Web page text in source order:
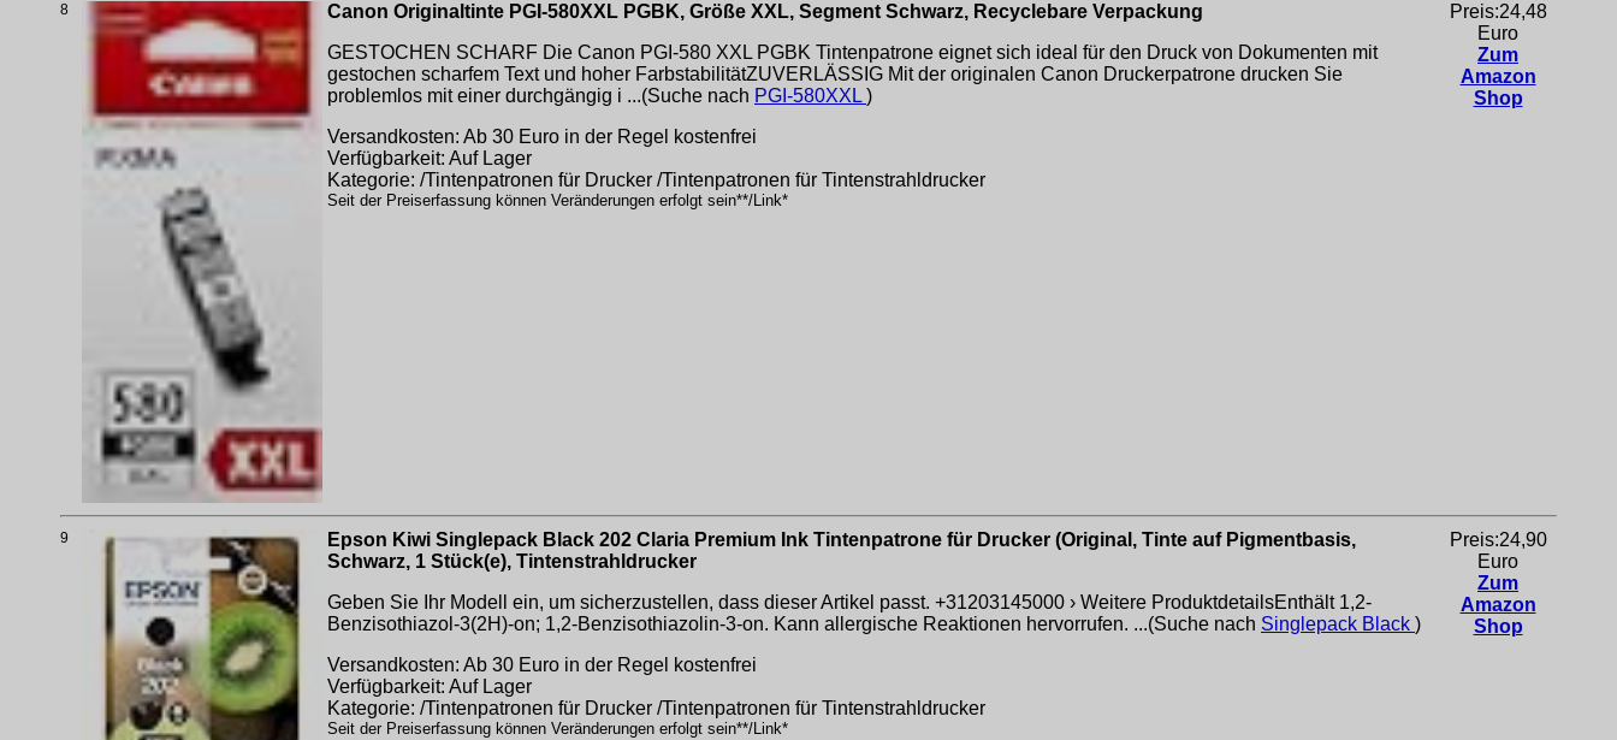
8
Canon Originaltinte PGI-580XXL PGBK, Größe XXL, Segment Schwarz, Recyclebare Verpackung
GESTOCHEN SCHARF Die Canon PGI-580 XXL PGBK Tintenpatrone eignet sich ideal für den Druck von Dokumenten mit
gestochen scharfem Text und hoher FarbstabilitätZUVERLÄSSIG Mit der originalen Canon Druckerpatrone drucken Sie
problemlos mit einer durchgängig i ...(Suche nach PGI-580XXL )
Versandkosten: Ab 30 Euro in der Regel kostenfrei
Verfügbarkeit: Auf Lager
Kategorie: /Tintenpatronen für Drucker /Tintenpatronen für Tintenstrahldrucker
Seit der Preiserfassung können Veränderungen erfolgt sein**/Link*
Preis:24,48
Euro
Zum
Amazon
Shop
9
Epson Kiwi Singlepack Black 202 Claria Premium Ink Tintenpatrone für Drucker (Original, Tinte auf Pigmentbasis,
Schwarz, 1 Stück(e), Tintenstrahldrucker
Geben Sie Ihr Modell ein, um sicherzustellen, dass dieser Artikel passt. +31203145000 › Weitere ProduktdetailsEnthält 1,2-
Benzisothiazol-3(2H)-on; 1,2-Benzisothiazolin-3-on. Kann allergische Reaktionen hervorrufen. ...(Suche nach Singlepack Black )
Versandkosten: Ab 30 Euro in der Regel kostenfrei
Verfügbarkeit: Auf Lager
Kategorie: /Tintenpatronen für Drucker /Tintenpatronen für Tintenstrahldrucker
Seit der Preiserfassung können Veränderungen erfolgt sein**/Link*
Preis:24,90
Euro
Zum
Amazon
Shop